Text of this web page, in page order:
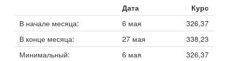
Дата
Курс
В начале месяца:
6 мая
326,37
В конце месяца:
27 мая
338,23
Минимальный:
6 мая
326,37